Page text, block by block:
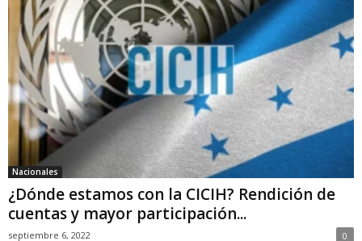
Nacionales
¿Dónde estamos con la CICIH? Rendición de
cuentas y mayor participación...
septiembre 6, 2022 0